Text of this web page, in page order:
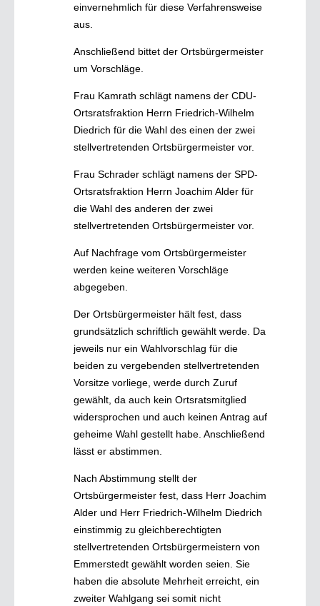
einvernehmlich für diese Verfahrensweise
aus.
Anschließend bittet der Ortsbürgermeister
um Vorschläge.
Frau Kamrath schlägt namens der CDU-
Ortsratsfraktion Herrn Friedrich-Wilhelm
Diedrich für die Wahl des einen der zwei
stellvertretenden Ortsbürgermeister vor.
Frau Schrader schlägt namens der SPD-
Ortsratsfraktion Herrn Joachim Alder für
die Wahl des anderen der zwei
stellvertretenden Ortsbürgermeister vor.
Auf Nachfrage vom Ortsbürgermeister
werden keine weiteren Vorschläge
abgegeben.
Der Ortsbürgermeister hält fest, dass
grundsätzlich schriftlich gewählt werde. Da
jeweils nur ein Wahlvorschlag für die
beiden zu vergebenden stellvertretenden
Vorsitze vorliege, werde durch Zuruf
gewählt, da auch kein Ortsratsmitglied
widersprochen und auch keinen Antrag auf
geheime Wahl gestellt habe. Anschließend
lässt er abstimmen.
Nach Abstimmung stellt der
Ortsbürgermeister fest, dass Herr Joachim
Alder und Herr Friedrich-Wilhelm Diedrich
einstimmig zu gleichberechtigten
stellvertretenden Ortsbürgermeistern von
Emmerstedt gewählt worden seien. Sie
haben die absolute Mehrheit erreicht, ein
zweiter Wahlgang sei somit nicht